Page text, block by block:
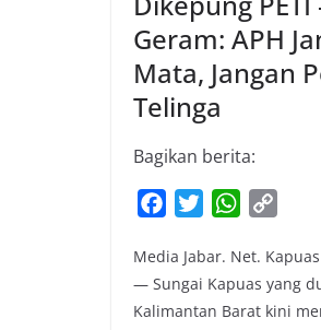
Geram: APH
Mata, Jangan
Telinga
Bagikan berita:
c
e
b
i
t
t
W
a
t
s
p
y
L
Media Jabar. Net.
— Sungai Kapuas yang
Kalimantan Barat kini